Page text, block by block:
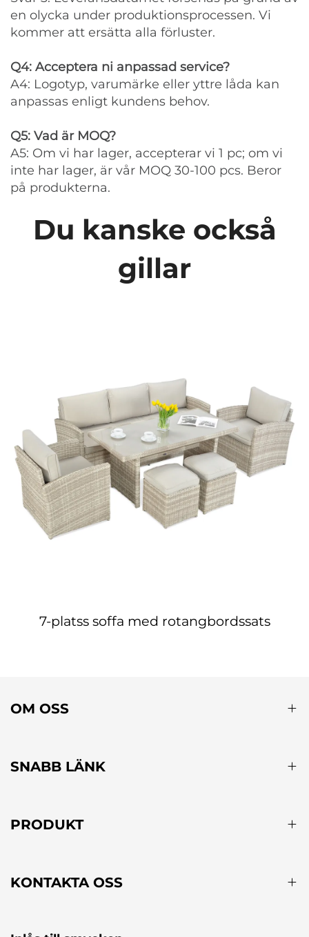
en olycka under produktionsprocessen. Vi
kommer att ersätta alla förluster.
Q4: Acceptera ni anpassad service?
A4: Logotyp, varumärke eller yttre låda kan
anpassas enligt kundens behov.
Q5: Vad är MOQ?
A5: Om vi har lager, accepterar vi 1 pc; om vi
inte har lager, är vår MOQ 30-100 pcs. Beror
på produkterna.
Du kanske också
gillar
7-platss soffa med rotangbordssats
OM OSS
SNABB LÄNK
PRODUKT
KONTAKTA OSS